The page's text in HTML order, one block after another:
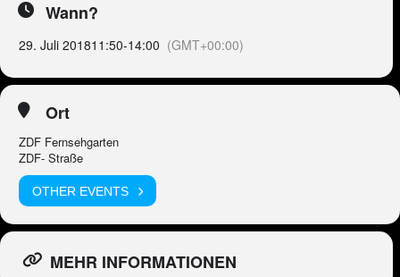
Wann?
29. Juli 201811:50-14:00 (GMT+00:00)
Ort
ZDF Fernsehgarten
ZDF- Straße
OTHER EVENTS
MEHR INFORMATIONEN